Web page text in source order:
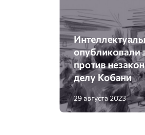
Интеллектуалы
опубликовали
против
делу Кобани
29 августа 2023